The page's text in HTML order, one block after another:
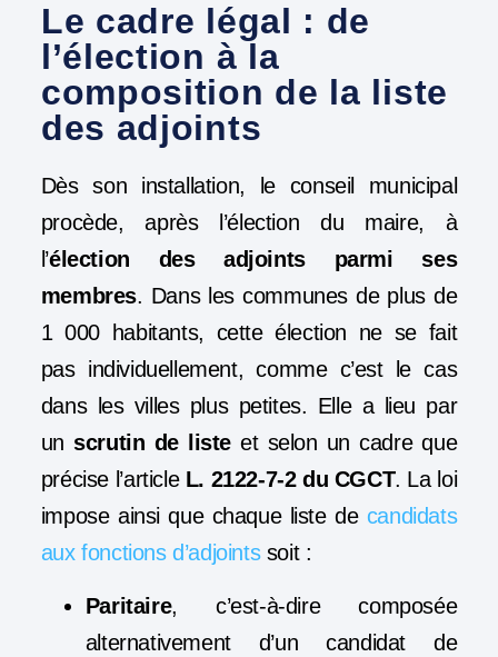
Le cadre légal : de
l’élection à la
composition de la liste
des adjoints
Dès son installation, le conseil municipal
procède, après l’élection du maire, à
l’élection des adjoints parmi ses
membres. Dans les communes de plus de
1 000 habitants, cette élection ne se fait
pas individuellement, comme c’est le cas
dans les villes plus petites. Elle a lieu par
un scrutin de liste et selon un cadre que
précise l’article L. 2122-7-2 du CGCT. La loi
impose ainsi que chaque liste de candidats
aux fonctions d’adjointssoit :
Paritaire, c’est-à-dire composée
alternativement d’un candidat de